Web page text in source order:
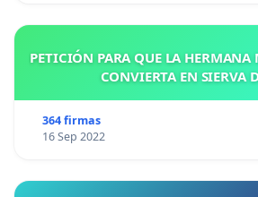
PETICIÓN PARA QUE LA HERMANA
CONVIERTA EN SIERVA
364 firmas
16 Sep 2022